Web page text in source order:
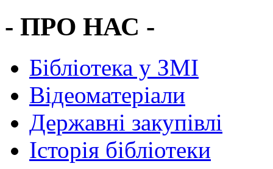
- ПРО НАС -
Бібліотека у ЗМІ
Відеоматеріали
Державні закупівлі
Історія бібліотеки